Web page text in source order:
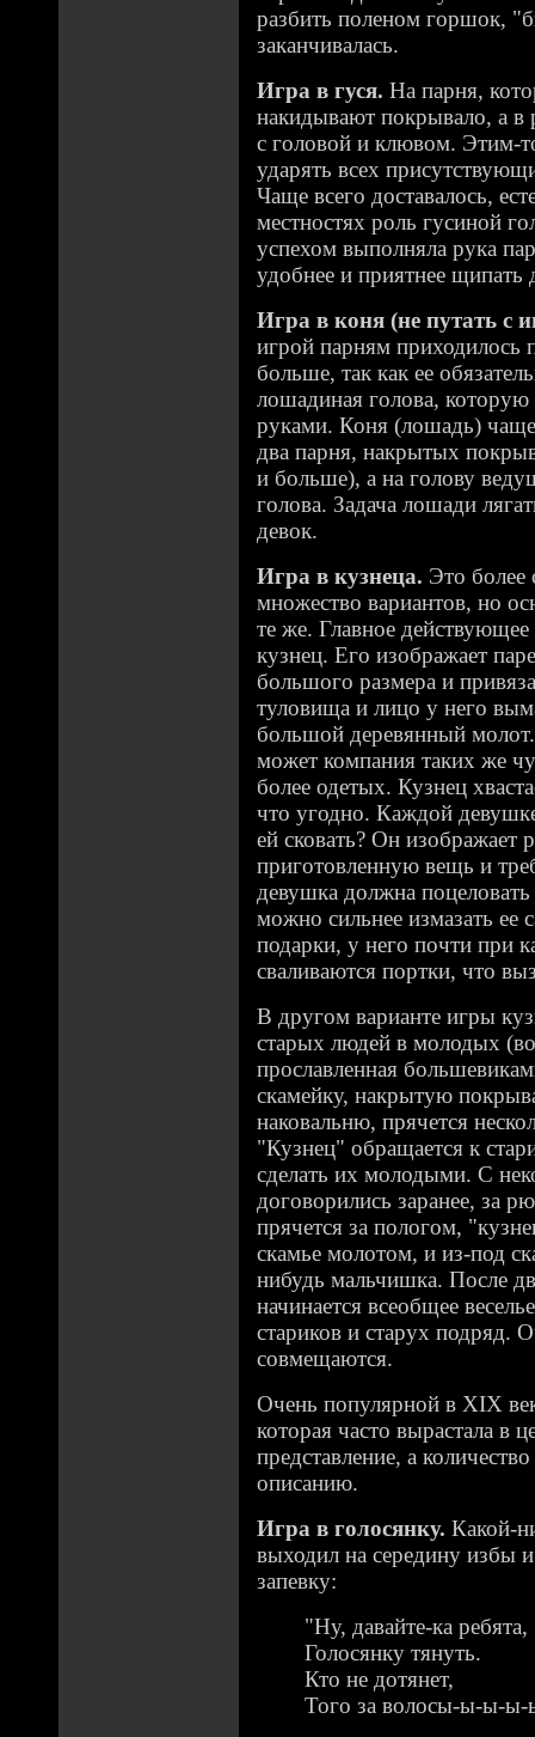
разбить поленом горшок,
заканчивалась.
Игра в гуся. На парня,
накидывают покрывало, а
с головой и клювом. Этим-
ударять всех
Чаще всего доставалось,
местностях роль гусиной
успехом выполняла рука
удобнее и приятнее щипать
Игра в коня (не путать с
игрой парням приходилось
больше, так как ее
лошадиная голова,
руками. Коня (лошадь)
два парня, накрытых
и больше), а на голову
голова. Задача лошади
девок.
Игра в кузнеца. Это более
множество вариантов, но
те же. Главное
кузнец. Его изображает
большого размера и
туловища и лицо у него
большой деревянный
может компания таких же
более одетых. Кузнец
что угодно. Каждой
ей сковать? Он изображает
приготовленную вещь и
девушка должна поцеловать
можно сильнее измазать ее
подарки, у него почти при
сваливаются портки, что
В другом варианте игры
старых людей в молодых
прославленная
скамейку, накрытую
наковальню, прячется
"Кузнец" обращается к
сделать их молодыми. С
договорились заранее, за
прячется за пологом,
скамье молотом, и из-под
нибудь мальчишка. После
начинается всеобщее
стариков и старух подряд.
совмещаются.
Очень популярной в XIX
которая часто вырастала в
представление, а
описанию.
Игра в голосянку. Какой-
выходил на середину избы
запевку:
"Ну, давайте-ка ребята,
Голосянку тянуть.
Кто не дотянет,
Того за волосы-ы-ы-